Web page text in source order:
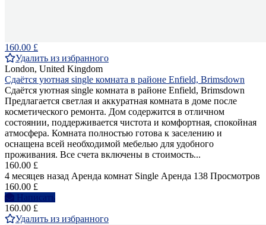
160.00 £
Удалить из избранного
London, United Kingdom
Сдаётся уютная single комната в районе Enfield, Brimsdown
Сдаётся уютная single комната в районе Enfield, Brimsdown
Предлагается светлая и аккуратная комната в доме после
косметического ремонта. Дом содержится в отличном
состоянии, поддерживается чистота и комфортная, спокойная
атмосфера. Комната полностью готова к заселению и
оснащена всей необходимой мебелью для удобного
проживания. Все счета включены в стоимость...
160.00 £
4 месяцев назад Аренда комнат Single Аренда 138 Просмотров
160.00 £
Написать
160.00 £
Удалить из избранного